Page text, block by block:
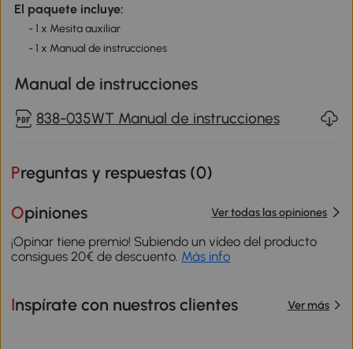
El paquete incluye:
- 1 x Mesita auxiliar
- 1 x Manual de instrucciones
Manual de instrucciones
838-035WT Manual de instrucciones
Preguntas y respuestas (0)
Opiniones Ver todas las opiniones
¡Opinar tiene premio! Subiendo un vídeo del producto
consigues 20€ de descuento. Más info
Inspírate con nuestros clientes Ver más